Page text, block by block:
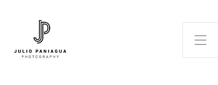
Alternar el menú lateral